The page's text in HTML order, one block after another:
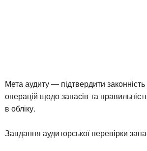
Мета аудиту — підтвердити
операцій щодо запасів та
в обліку.
Завдання аудиторської перевірки